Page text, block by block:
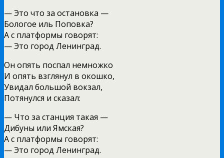
— Это что за остановка —
Бологое иль Поповка?
А с платформы говорят:
— Это город Ленинград.
Он опять поспал немножко
И опять взглянул в окошко,
Увидал большой вокзал,
Потянулся и сказал:
— Что за станция такая —
Дибуны или Ямская?
А с платформы говорят:
— Это город Ленинград.